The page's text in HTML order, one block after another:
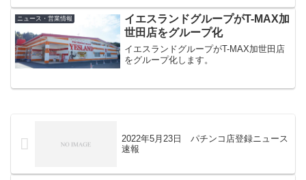
ニュース・営業情報
イエスランドグループがT-MAX加
世田店をグループ化
イエスランドグループがT-MAX加世田店
をグループ化します。
2022年5月23日 パチンコ店登録ニュース
速報